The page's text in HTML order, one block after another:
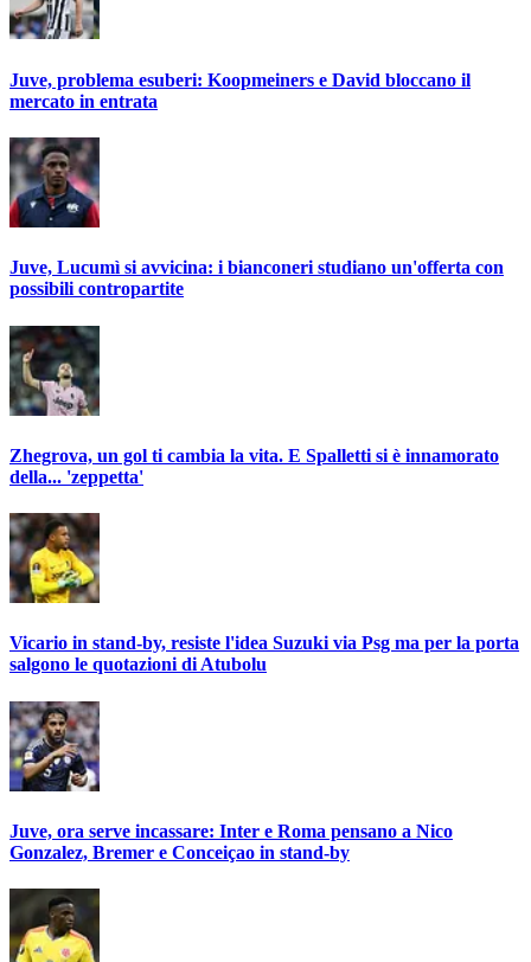
Juve, problema esuberi: Koopmeiners e David bloccano il
mercato in entrata
Juve, Lucumì si avvicina: i bianconeri studiano un'offerta con
possibili contropartite
Zhegrova, un gol ti cambia la vita. E Spalletti si è innamorato
della... 'zeppetta'
Vicario in stand-by, resiste l'idea Suzuki via Psg ma per la porta
salgono le quotazioni di Atubolu
Juve, ora serve incassare: Inter e Roma pensano a Nico
Gonzalez, Bremer e Conceiçao in stand-by